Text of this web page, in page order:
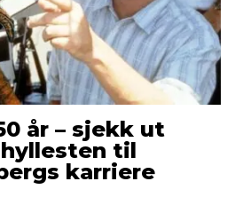
år – sjekk ut
til
karriere